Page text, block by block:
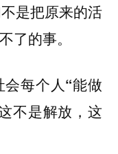
是把原来的活
了的事。
每个人“能做
不是解放，这